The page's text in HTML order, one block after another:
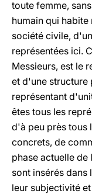
toute femme,
humain qui
société civile,
représentées ici.
Messieurs, est le
et d'une structure
représentant
êtes tous les
d'à peu près tous
concrets, de
phase actuelle de
sont insérés
leur subjectivité